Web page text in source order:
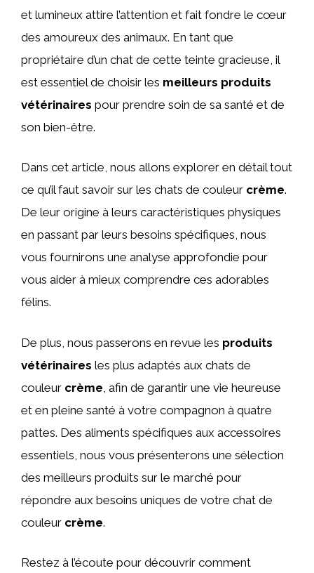
et lumineux attire l’attention et fait fondre le cœur
des amoureux des animaux. En tant que
propriétaire d’un chat de cette teinte gracieuse, il
est essentiel de choisir les meilleurs produits
vétérinaires pour prendre soin de sa santé et de
son bien-être.
Dans cet article, nous allons explorer en détail tout
ce qu’il faut savoir sur les chats de couleur crème.
De leur origine à leurs caractéristiques physiques
en passant par leurs besoins spécifiques, nous
vous fournirons une analyse approfondie pour
vous aider à mieux comprendre ces adorables
félins.
De plus, nous passerons en revue les produits
vétérinaires les plus adaptés aux chats de
couleur crème , afin de garantir une vie heureuse
et en pleine santé à votre compagnon à quatre
pattes. Des aliments spécifiques aux accessoires
essentiels, nous vous présenterons une sélection
des meilleurs produits sur le marché pour
répondre aux besoins uniques de votre chat de
couleur crème.
Restez à l’écoute pour découvrir comment